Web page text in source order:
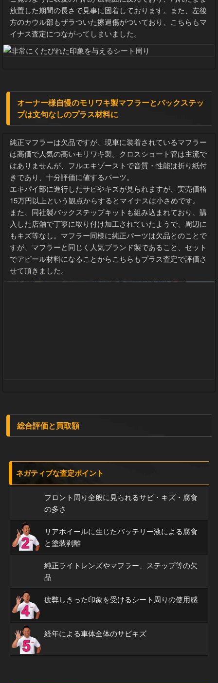
ご覧のように表皮の汚れが広範囲に及んでおり、汚れたまま
放置した期間の長さで見事に固着しております。また、左後
方のカウル部もザラついた擦過傷がついており、こちらもマ
イナス査定につながってしまいました。
オーナー様自慢のモリワキ製マフラーとバックステッ
プは文句なしのプラス材料に
純正マフラーは欠品ですが、現車に装着されているマフラー
は高価で人気の高いモリワキ製。クロスショート管は主流で
はありませんが、フルエキゾーストで音質・性能は折り紙付
きであり、十分評価に値するパーツ。
エキパイ部に進行したサビやキズが見られますが、実売価格
15万円以上という観点からするとマイナスは小さめです。
また、同社製バックステップキットも組み込まれており、購
入した店舗で丁寧に取り付け加工されていたようで、周辺に
もキズ等なし。マフラー同様に純正パーツは欠品とのことで
すが、マフラーと同じく人気ブランド製であること、セット
でアピール材料になることからこちらもプラス査定で評価さ
せて頂きました。
総合評価と買取額
ネガティブな査定ポイント
フロント周り全般に見られるサビ・キズ・腐食
リアホイールに生じたバッテリー液による腐食
純正ライトレンズやマフラー、ステップ等の欠
疲弊しきった印象を受けるシート周りの使用感
経年による車体全体のサビキズ